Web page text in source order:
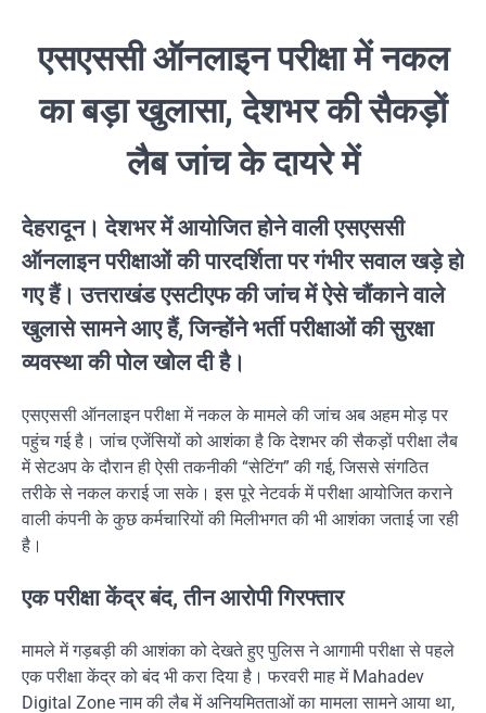
एसएससी ऑनलाइन परीक्षा में नकल
का बड़ा खुलासा, देशभर की सैकड़ों
लैब जांच के दायरे में
देहरादून। देशभर में आयोजित होने वाली एसएससी
ऑनलाइन परीक्षाओं की पारदर्शिता पर गंभीर सवाल खड़े हो
गए हैं। उत्तराखंड एसटीएफ की जांच में ऐसे चौंकाने वाले
खुलासे सामने आए हैं, जिन्होंने भर्ती परीक्षाओं की सुरक्षा
व्यवस्था की पोल खोल दी है।
एसएससी ऑनलाइन परीक्षा में नकल के मामले की जांच अब अहम मोड़ पर
पहुंच गई है। जांच एजेंसियों को आशंका है कि देशभर की सैकड़ों परीक्षा लैब
में सेटअप के दौरान ही ऐसी तकनीकी “सेटिंग” की गई, जिससे संगठित
तरीके से नकल कराई जा सके। इस पूरे नेटवर्क में परीक्षा आयोजित कराने
वाली कंपनी के कुछ कर्मचारियों की मिलीभगत की भी आशंका जताई जा रही
है।
एक परीक्षा केंद्र बंद, तीन आरोपी गिरफ्तार
मामले में गड़बड़ी की आशंका को देखते हुए पुलिस ने आगामी परीक्षा से पहले
एक परीक्षा केंद्र को बंद भी करा दिया है। फरवरी माह में Mahadev
Digital Zoneनाम की लैब में अनियमितताओं का मामला सामने आया था,